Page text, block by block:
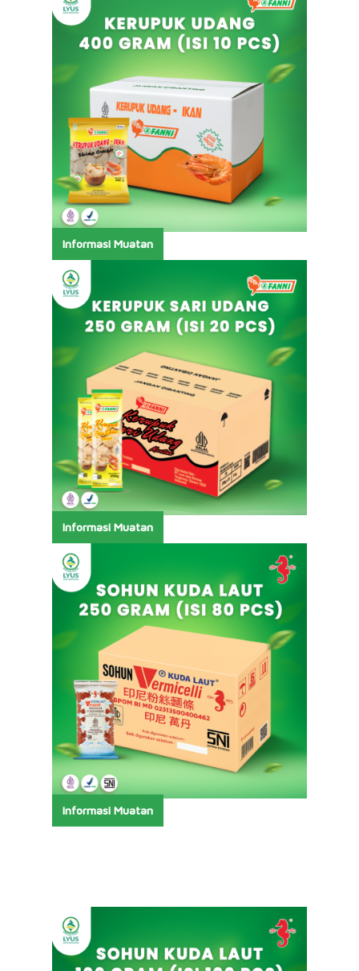
Informasi Muatan
Informasi Muatan
Informasi Muatan